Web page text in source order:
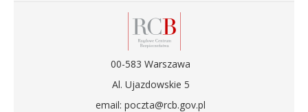
00-583 Warszawa
Al. Ujazdowskie 5
email: poczta@rcb.gov.pl